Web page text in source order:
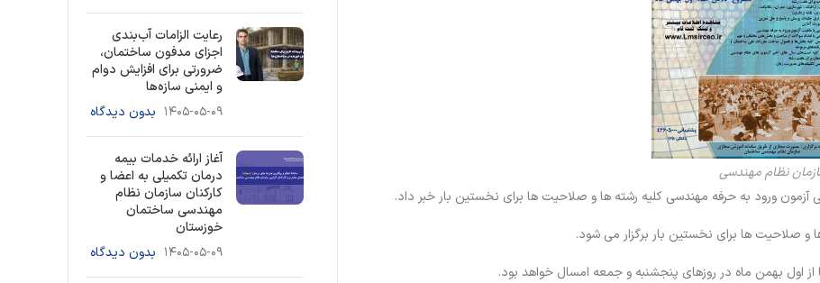
نظام مهندسی
ورود به حرفه مهندسی کلیه رشته ها و صلاحیت ها برای نخستین بار خبر داد.
و صلاحیت ها برای نخستین بار برگزار می شود.
اول بهمن ماه در روزهای پنجشنبه و جمعه امسال خواهد بود.
رعایت الزامات آب‌بندی
اجزای مدفون ساختمان،
ضرورتی برای افزایش دوام
و ایمنی سازه‌ها
۱۴۰۵-۰۵-۰۹ بدون دیدگاه
آغاز ارائه خدمات بیمه
درمان تکمیلی به اعضا و
کارکنان سازمان نظام
مهندسی ساختمان
خوزستان
۱۴۰۵-۰۵-۰۹ بدون دیدگاه